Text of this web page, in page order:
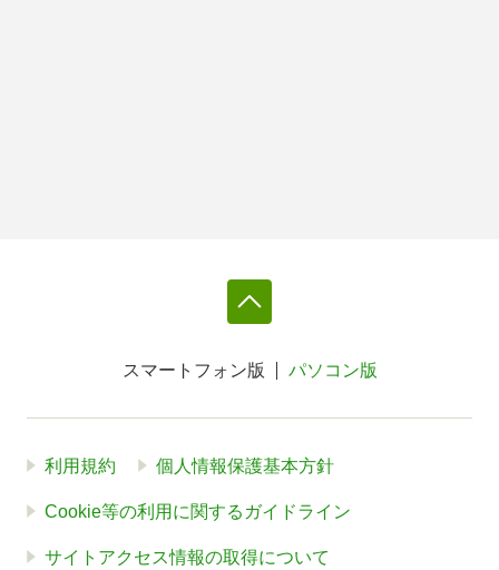
スマートフォン版 パソコン版
利用規約 個人情報保護基本方針
Cookie等の利用に関するガイドライン
サイトアクセス情報の取得について